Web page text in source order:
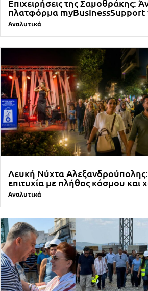
Επιχειρήσεις της Σαμοθράκης:
πλατφόρμα myBusinessSupport
Αναλυτικά
Λευκή Νύχτα
επιτυχία με πλήθος κόσμου και
Αναλυτικά